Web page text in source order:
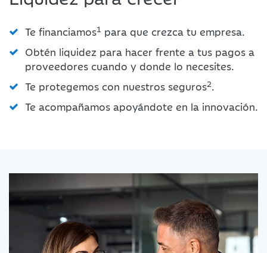
Te financiamos1 para que crezca tu empresa.
Obtén liquidez para hacer frente a tus pagos a
proveedores cuando y donde lo necesites.
Te protegemos con nuestros seguros2.
Te acompañamos apoyándote en la innovación.